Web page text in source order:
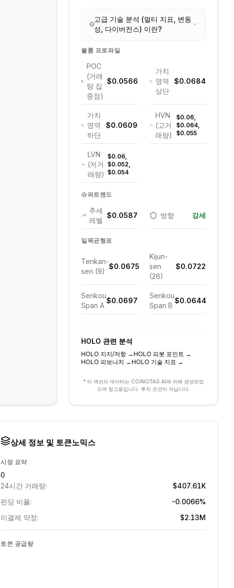
고급 기술 분석 (멀티 지표, 변동
성, 다이버전스) 이란?
볼륨 프로파일
POC
(거래
량 집
중점)
$0.0566
가치
영역
상단
$0.0684
가치
영역
하단
$0.0609
HVN
(고거
래량)
$0.06,
$0.064,
$0.055
LVN
(저거
래량)
$0.06,
$0.052,
$0.054
슈퍼트렌드
추세
레벨
$0.0587 방향 강세
일목균형표
Tenkan-
sen (9)
$0.0675
Kijun-
sen
(26)
$0.0722
Senkou
Span A
$0.0697
Senkou
Span B
$0.0644
HOLO 관련 분석
HOLO 지지/저항→HOLO 피봇 포인트 →
HOLO 피보나치 →HOLO 기술 지표 →
* 이 섹션의 데이터는 COINOTAG AI에 의해 생성되었
으며 참고용입니다. 투자 조언이 아닙니다.
상세 정보 및 토큰노믹스
시장 요약
0
24시간 거래량:
$407.61K
펀딩 비율:
-0.0066%
미결제 약정:
$2.13M
토큰 공급량